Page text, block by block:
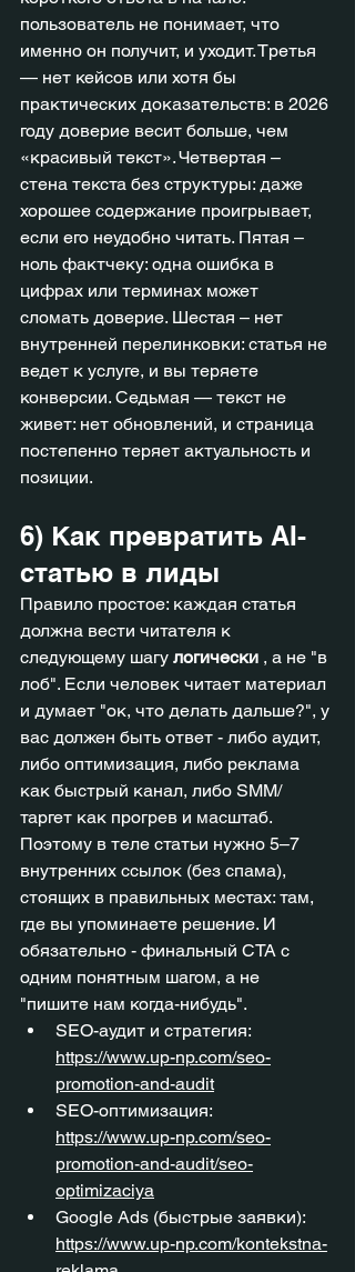
пользователь не понимает, что
именно он получит, и уходит. Третья
— нет кейсов или хотя бы
практических доказательств: в 2026
году доверие весит больше, чем
«красивый текст». Четвертая –
стена текста без структуры: даже
хорошее содержание проигрывает,
если его неудобно читать. Пятая –
ноль фактчеку: одна ошибка в
цифрах или терминах может
сломать доверие. Шестая – нет
внутренней перелинковки: статья не
ведет к услуге, и вы теряете
конверсии. Седьмая — текст не
живет: нет обновлений, и страница
постепенно теряет актуальность и
позиции.
6) Как превратить AI-
статью в лиды
Правило простое: каждая статья
должна вести читателя к
следующему шагу логически , а не "в
лоб". Если человек читает материал
и думает "ок, что делать дальше?", у
вас должен быть ответ - либо аудит,
либо оптимизация, либо реклама
как быстрый канал, либо SMM/
таргет как прогрев и масштаб.
Поэтому в теле статьи нужно 5–7
внутренних ссылок (без спама),
стоящих в правильных местах: там,
где вы упоминаете решение. И
обязательно - финальный CTA с
одним понятным шагом, а не
"пишите нам когда-нибудь".
SEO-аудит и стратегия:
https://www.up-np.com/seo-
promotion-and-audit
SEO-оптимизация:
https://www.up-np.com/seo-
promotion-and-audit/seo-
optimizaciya
Google Ads (быстрые заявки):
https://www.up-np.com/kontekstna-